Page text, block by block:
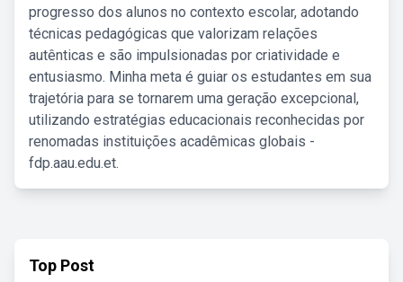
progresso dos alunos no contexto escolar, adotando
técnicas pedagógicas que valorizam relações
autênticas e são impulsionadas por criatividade e
entusiasmo. Minha meta é guiar os estudantes em sua
trajetória para se tornarem uma geração excepcional,
utilizando estratégias educacionais reconhecidas por
renomadas instituições acadêmicas globais -
fdp.aau.edu.et.
Top Post